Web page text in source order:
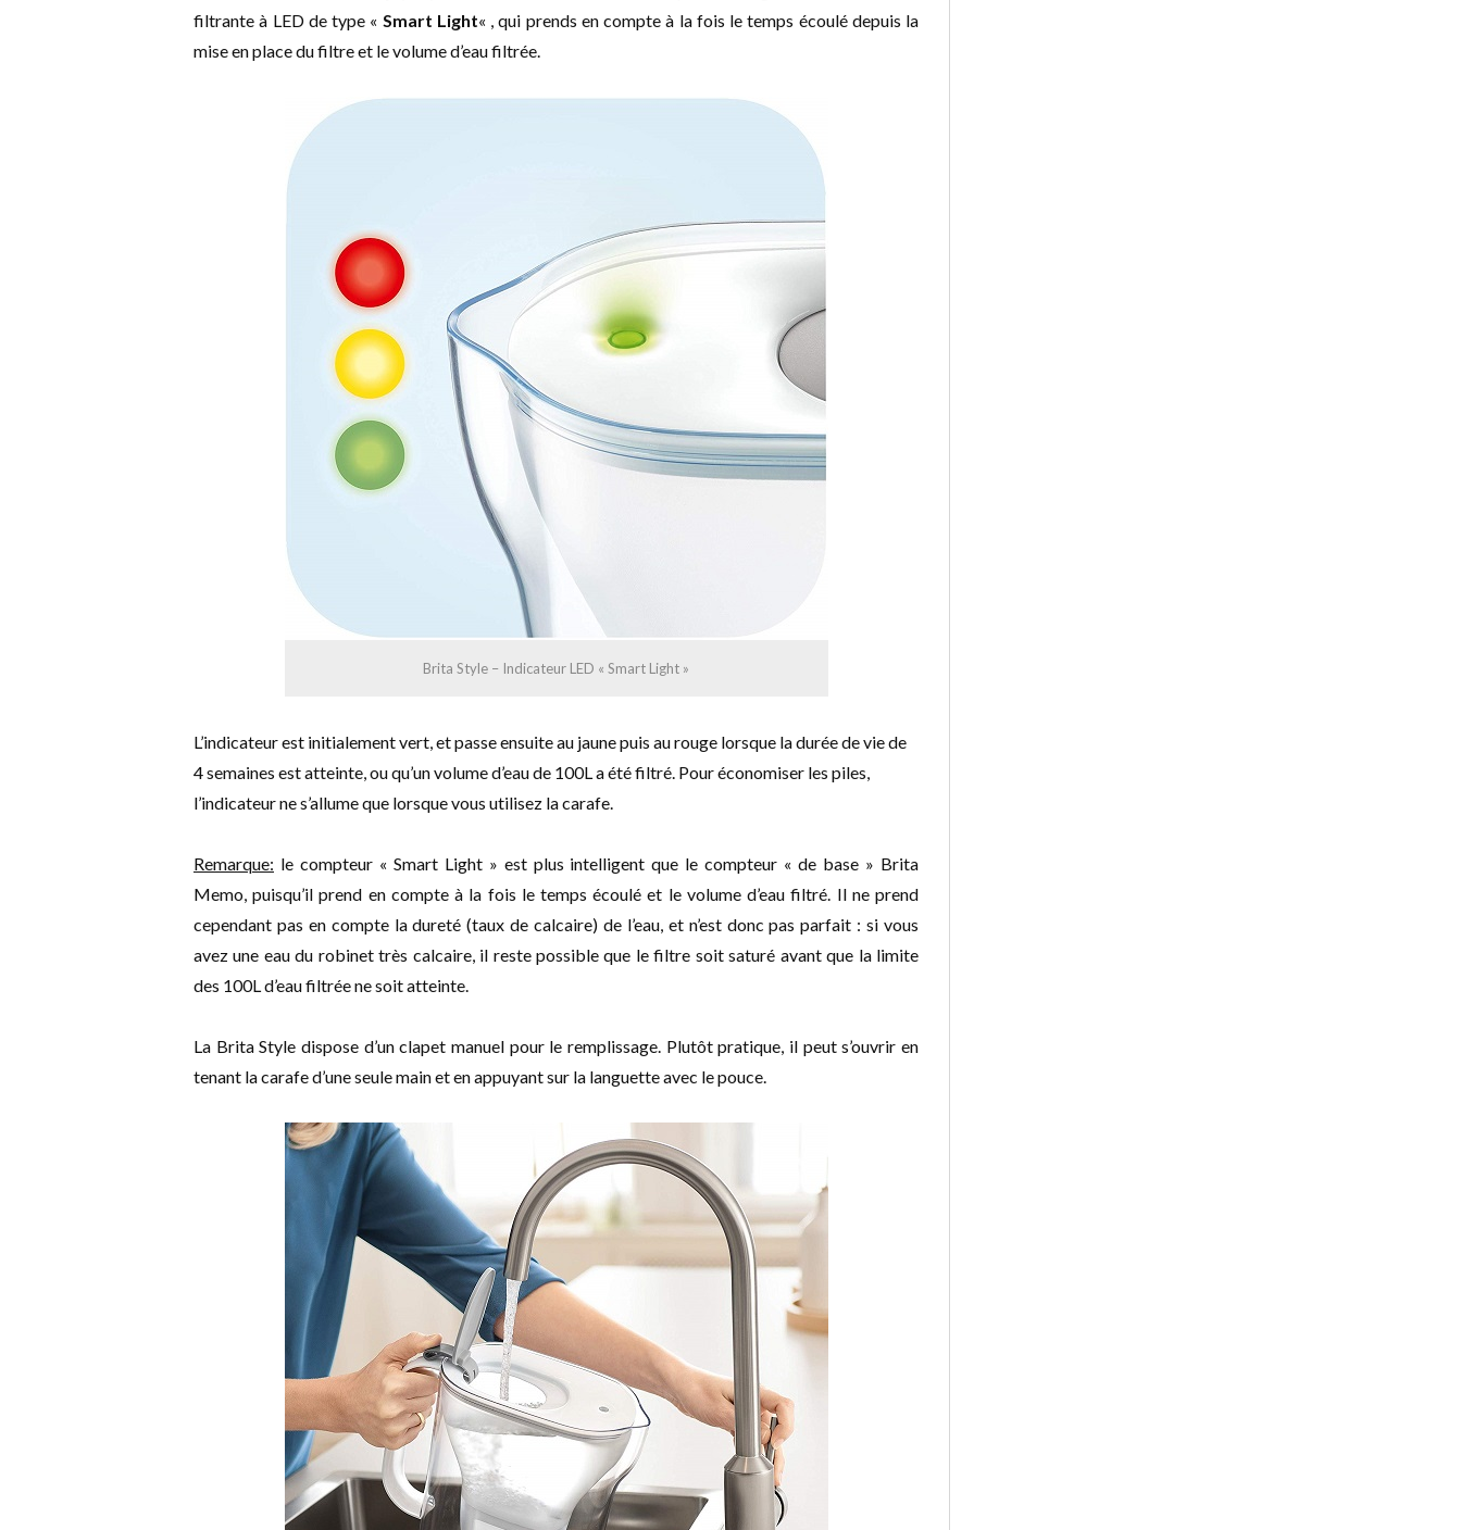
filtrante à LED de type « Smart Light« , qui prends en compte à la fois le temps écoulé depuis la
mise en place du filtre et le volume d’eau filtrée.
Brita Style – Indicateur LED « Smart Light »
L’indicateur est initialement vert, et passe ensuite au jaune puis au rouge lorsque la durée de vie de
4 semaines est atteinte, ou qu’un volume d’eau de 100L a été filtré. Pour économiser les piles,
l’indicateur ne s’allume que lorsque vous utilisez la carafe.
Remarque: le compteur « Smart Light » est plus intelligent que le compteur « de base » Brita
Memo, puisqu’il prend en compte à la fois le temps écoulé et le volume d’eau filtré. Il ne prend
cependant pas en compte la dureté (taux de calcaire) de l’eau, et n’est donc pas parfait : si vous
avez une eau du robinet très calcaire, il reste possible que le filtre soit saturé avant que la limite
des 100L d’eau filtrée ne soit atteinte.
La Brita Style dispose d’un clapet manuel pour le remplissage. Plutôt pratique, il peut s’ouvrir en
tenant la carafe d’une seule main et en appuyant sur la languette avec le pouce.